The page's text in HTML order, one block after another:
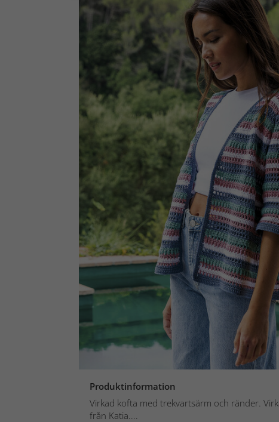
Produktinformation
Virkad kofta med trekvartsärm och ränder.
från Katia....